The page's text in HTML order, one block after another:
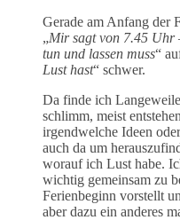
Gerade am Anfang der
„Mir sagt von 7.45 Uhr
tun und lassen muss“
Lust hast“ schwer.
Da finde ich
schlimm, meist
irgendwelche Ideen
auch da um
worauf ich Lust habe.
wichtig gemeinsam zu
Ferienbeginn vorstellt
aber dazu ein anderes